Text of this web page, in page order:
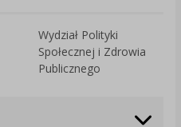
Wydział Polityki
Społecznej i Zdrowia
Publicznego